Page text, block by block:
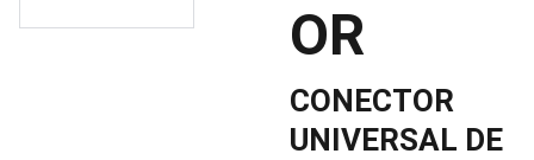
OR
CONECTOR
UNIVERSAL DE